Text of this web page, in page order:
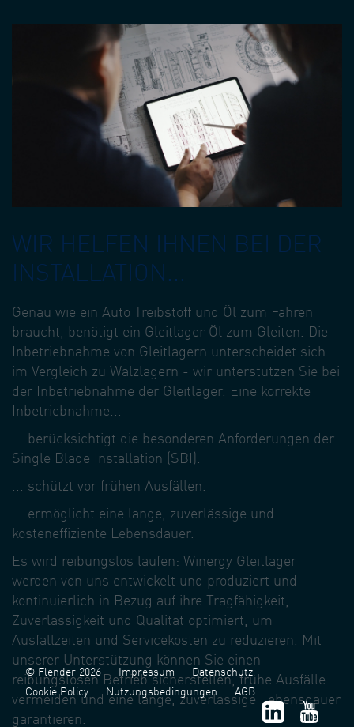
WIR HELFEN IHNEN BEI DER
INSTALLATION...
Genau wie ein Auto Treibstoff und Öl zum Fahren
braucht, benötigt ein Gleitlager Öl zum Gleiten. Die
Inbetriebnahme von Gleitlagern unterscheidet sich
im Vergleich zu Wälzlagern - wir unterstützen Sie bei
der Inbetriebnahme der Gleitlager. Eine korrekte
Inbetriebnahme...
... berücksichtigt die besonderen Anforderungen der
Single Blade Installation (SBI).
... schützt vor frühen Ausfällen.
... ermöglicht eine lange, zuverlässige und
kosteneffiziente Lebensdauer.
Es wird reibungslos laufen: Winergy Gleitlager
werden von uns entwickelt und produziert und
kontinuierlich in Bezug auf ihre Tragfähigkeit,
Zuverlässigkeit und Qualität optimiert, um
Ausfallzeiten und Servicekosten zu reduzieren. Mit
unserer Unterstützung können Sie einen
reibungslosen Betrieb sicherstellen, frühe Ausfälle
vermeiden und eine lange, zuverlässige Lebensdauer
garantieren.
© Flender 2026 Impressum
Datenschutz
Cookie Policy
Nutzungsbedingungen AGB